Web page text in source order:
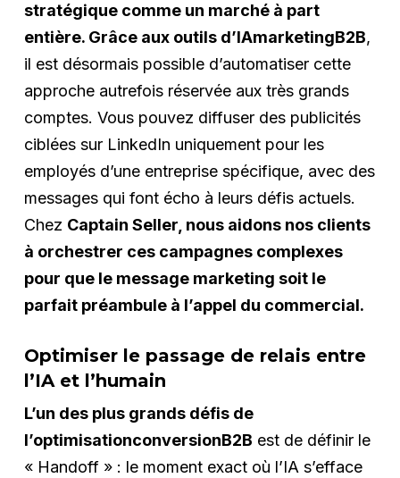
stratégique comme un marché à part
entière. Grâce aux outils d’IAmarketingB2B,
il est désormais possible d’automatiser cette
approche autrefois réservée aux très grands
comptes. Vous pouvez diffuser des publicités
ciblées sur LinkedIn uniquement pour les
employés d’une entreprise spécifique, avec des
messages qui font écho à leurs défis actuels.
Chez Captain Seller, nous aidons nos clients
à orchestrer ces campagnes complexes
pour que le message marketing soit le
parfait préambule à l’appel du commercial.
Optimiser le passage de relais entre
l’IA et l’humain
L’un des plus grands défis de
l’optimisationconversionB2B est de définir le
« Handoff » : le moment exact où l’IA s’efface